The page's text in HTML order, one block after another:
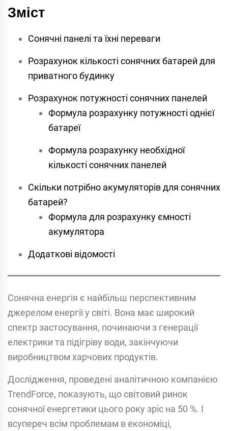
Зміст
Сонячні панелі та їхні переваги
Розрахунок кількості сонячних батарей для
приватного будинку
Розрахунок потужності сонячних панелей
Формула розрахунку потужності однієї
батареї
Формула розрахунку необхідної
кількості сонячних панелей
Скільки потрібно акумуляторів для сонячних
батарей?
Формула для розрахунку ємності
акумулятора
Додаткові відомості
Сонячна енергія є найбільш перспективним
джерелом енергії у світі. Вона має широкий
спектр застосування, починаючи з генерації
електрики та підігріву води, закінчуючи
виробництвом харчових продуктів.
Дослідження, проведені аналітичною компанією
TrendForce, показують, що світовий ринок
сонячної енергетики цього року зріс на 50 %. І
всупереч всім проблемам в економіці,